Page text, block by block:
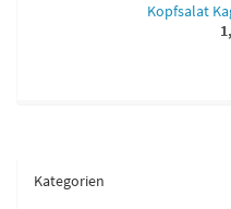
Kopfsalat
Kategorien